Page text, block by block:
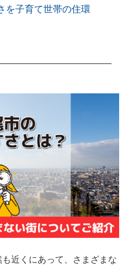
を子育て世帯の住環
近くにあって、さまざまな